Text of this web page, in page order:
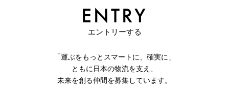
ENTRY
エントリーする
「運ぶをもっとスマートに、確実に」
ともに日本の物流を支え、
未来を創る仲間を募集しています。